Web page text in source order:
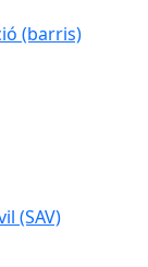
(barris)
(SAV)